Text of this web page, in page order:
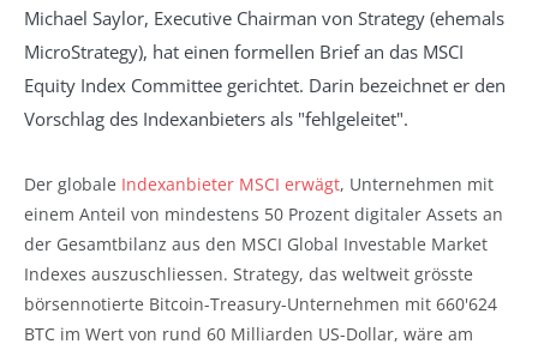
Michael Saylor, Executive Chairman von Strategy (ehemals
MicroStrategy), hat einen formellen Brief an das MSCI
Equity Index Committee gerichtet. Darin bezeichnet er den
Vorschlag des Indexanbieters als "fehlgeleitet".
Der globale Indexanbieter MSCI erwägt, Unternehmen mit
einem Anteil von mindestens 50 Prozent digitaler Assets an
der Gesamtbilanz aus den MSCI Global Investable Market
Indexes auszuschliessen. Strategy, das weltweit grösste
börsennotierte Bitcoin-Treasury-Unternehmen mit 660'624
BTC im Wert von rund 60 Milliarden US-Dollar, wäre am